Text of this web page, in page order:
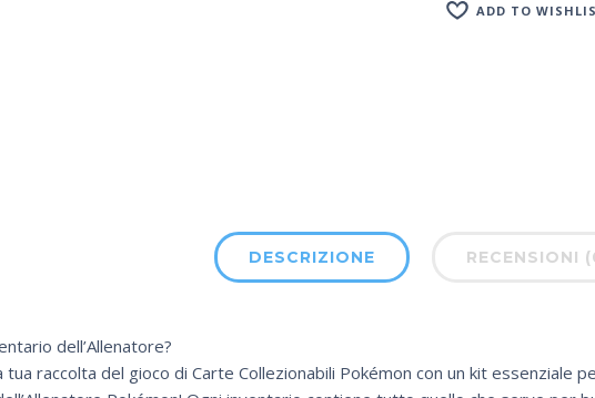
ADD TO
DESCRIZIONE RECENSIONI
dell’Allenatore?
tua raccolta del gioco di Carte Collezionabili Pokémon con un kit essenziale